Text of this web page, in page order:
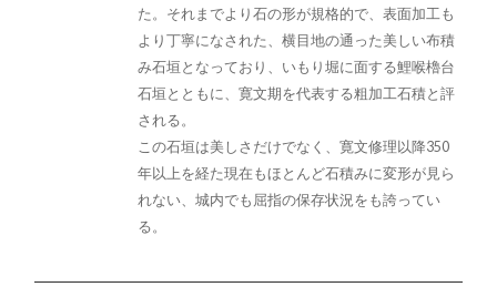
た。それまでより石の形が規格的で、表面加工も
より丁寧になされた、横目地の通った美しい布積
み石垣となっており、いもり堀に面する鯉喉櫓台
石垣とともに、寛文期を代表する粗加工石積と評
される。
この石垣は美しさだけでなく、寛文修理以降350
年以上を経た現在もほとんど石積みに変形が見ら
れない、城内でも屈指の保存状況をも誇ってい
る。